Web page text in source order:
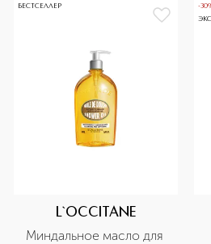
БЕСТСЕЛЛЕР
L`OCCITANE
Миндальное масло для
-